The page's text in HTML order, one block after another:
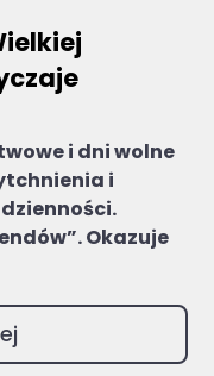
i dni wolne
i
Okazuje